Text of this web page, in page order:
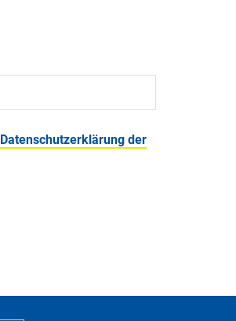
Datenschutzerklärung der